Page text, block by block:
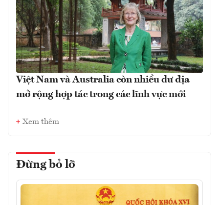
Việt Nam và Australia còn nhiều dư địa
mở rộng hợp tác trong các lĩnh vực mới
Xem thêm
Đừng bỏ lỡ